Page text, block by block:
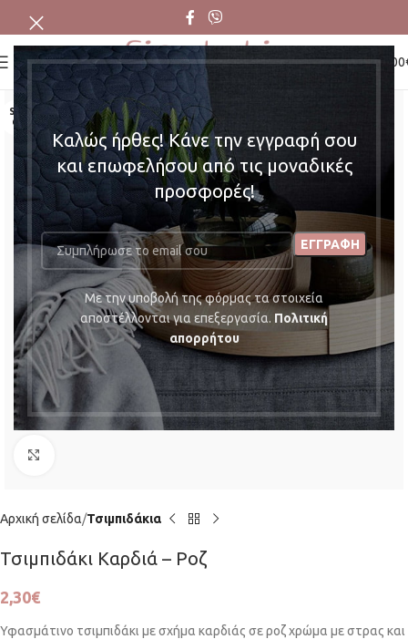
Καλώς ήρθες! Κάνε την εγγραφή σου
και επωφελήσου από τις μοναδικές
προσφορές!
Mε την υποβολή της φόρμας τα στοιχεία
αποστέλλονται για επεξεργασία. Πολιτική
απορρήτου
MENU 0,00
SOLD
OUT
Αρχική σελίδα Τσιμπιδάκια
Τσιμπιδάκι Καρδιά – Ροζ
2,30€
Υφασμάτινο τσιμπιδάκι με σχήμα καρδιάς σε ροζ χρώμα με στρας και